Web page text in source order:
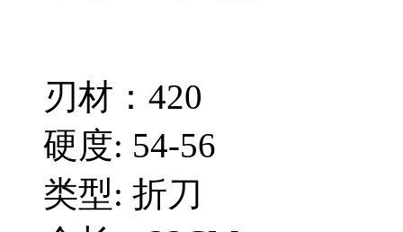
刃材：420
硬度: 54-56
类型: 折刀